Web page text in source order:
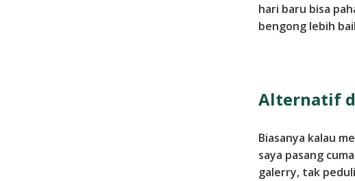
hari baru bisa
bengong lebih
Alternatif
Biasanya kalau
saya pasang
galerry, tak